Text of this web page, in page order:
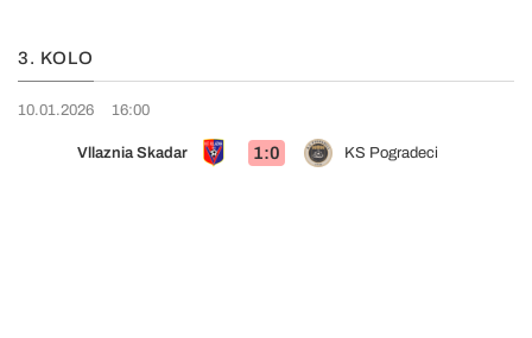
3. KOLO
10.01.2026 16:00
Vllaznia Skadar 1:0 KS Pogradeci